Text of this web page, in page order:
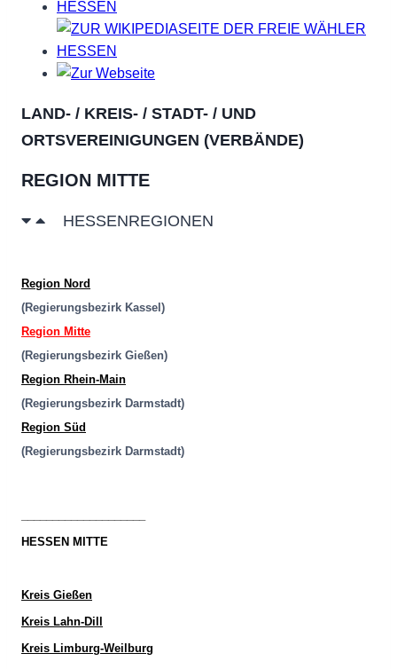
LAND- / KREIS- / STADT- / UND
ORTSVEREINIGUNGEN (VERBÄNDE)
REGION MITTE
HESSENREGIONEN
Region Nord
(Regierungsbezirk Kassel)
Region Mitte
(Regierungsbezirk Gießen)
Region Rhein-Main
(Regierungsbezirk Darmstadt)
Region Süd
(Regierungsbezirk Darmstadt)
HESSEN MITTE
Kreis Gießen
Kreis Lahn-Dill
Kreis Limburg-Weilburg